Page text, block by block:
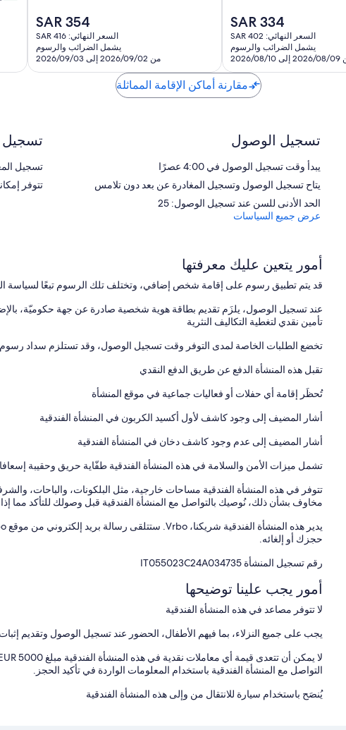
السعر
الحالي
هو
SAR
334
SAR 334
السعر النهائي: SAR 402
يشمل الضرائب والرسوم
08/10
السعر
الحالي
هو
SAR
354
SAR 354
السعر النهائي: SAR 416
يشمل الضرائب والرسوم
من 2026/09/02 إلى 2026/09/03
مقارنة أماكن الإقامة المماثلة
تسجيل الوصول
يبدأ وقت تسجيل الوصول في 4:00 عصرًا
يتاح تسجيل الوصول وتسجيل المغادرة عن بعد دون تلامس
الحد الأدنى للسن عند تسجيل الوصول: 25
تسجيل
تسجيل
تتوفر
عرض جميع السياسات
أمور يتعين عليك معرفتها
قد يتم تطبيق رسوم على إقامة شخص إضافي، وتختلف تلك الرسوم تبعًا لسياسة
عند تسجيل الوصول، يلزَم تقديم بطاقة هوية شخصية صادرة عن جهة حكوميّة،
تأمين نقدي لتغطية التكاليف النثرية
تخضع الطلبات الخاصة لمدى التوفر وقت تسجيل الوصول، وقد تستلزم سداد رسوم
تقبل هذه المنشأة الدفع عن طريق الدفع النقدي
تُحظَر إقامة أي حفلات أو فعاليات جماعية في موقع المنشأة
أشار المضيف إلى وجود كاشف لأول أكسيد الكربون في المنشأة الفندقية
أشار المضيف إلى عدم وجود كاشف دخان في المنشأة الفندقية
تشمل ميزات الأمن والسلامة في هذه المنشأة الفندقية طفّاية حريق وحقيبة
تتوفر في هذه المنشأة الفندقية مساحات خارجية، مثل البلكونات، والباحات،
مخاوف بشأن ذلك، نُوصيك بالتواصل مع المنشأة الفندقية قبل وصولك للتأكد مما
حجزك أو إلغائه.
رقم تسجيل المنشأة ⁦IT055023C24A034735⁩
أمور يجب علينا توضيحها
لا تتوفر مصاعد في هذه المنشأة الفندقية
يجب على جميع النزلاء، بما فيهم الأطفال، الحضور عند تسجيل الوصول وتقديم
التواصل مع المنشأة الفندقية باستخدام المعلومات الواردة في تأكيد الحجز.
يُنصَح باستخدام سيارة للانتقال من وإلى هذه المنشأة الفندقية